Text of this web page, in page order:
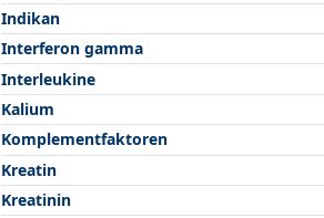
Indikan
Interferon gamma
Interleukine
Kalium
Komplementfaktoren
Kreatin
Kreatinin